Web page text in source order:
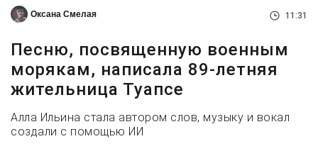
Оксана Смелая 11:31
Песню, посвященную военным
морякам, написала 89-летняя
жительница Туапсе
Алла Ильина стала автором слов, музыку и вокал
создали с помощью ИИ